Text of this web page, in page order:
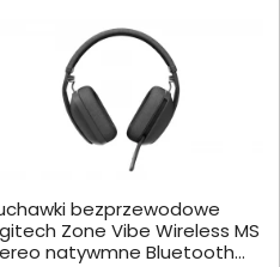
bezprzewodowe
Zone Vibe Wireless MS
natywmne Bluetooth